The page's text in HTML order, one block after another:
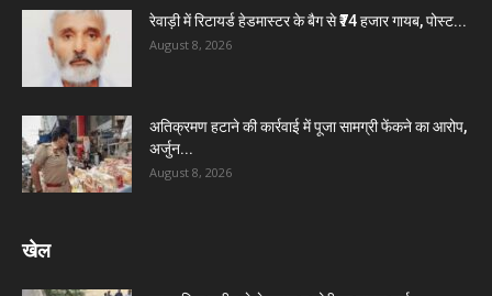
रेवाड़ी में रिटायर्ड हेडमास्टर के बैग से ₹74 हजार गायब, पोस्ट...
August 8, 2026
अतिक्रमण हटाने की कार्रवाई में पूजा सामग्री फेंकने का आरोप,
अर्जुन...
August 8, 2026
खेल